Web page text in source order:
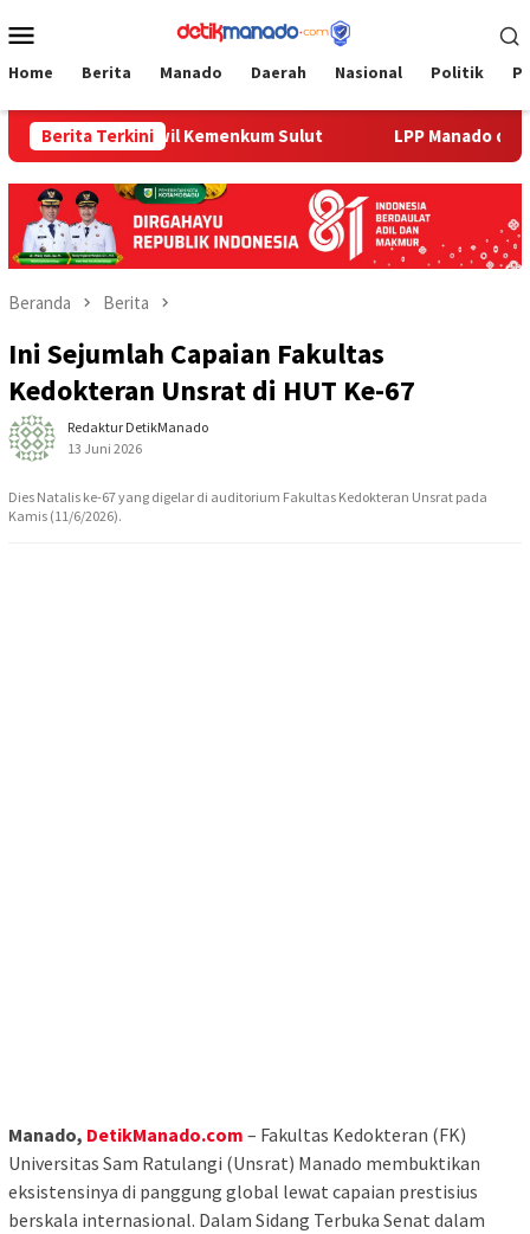
ke
Mobile
Home Berita Manado Daerah Nasional Politik
Berita Terkini
Kanwil Kemenkum Sulut LPP Manado dan LPKA
Beranda Berita
Ini Sejumlah Capaian Fakultas
Kedokteran Unsrat di HUT Ke-67
Redaktur DetikManado
13 Juni 2026
Dies Natalis ke-67 yang digelar di auditorium Fakultas Kedokteran Unsrat pada
Kamis (11/6/2026).
Manado, DetikManado.com – Fakultas Kedokteran (FK)
Universitas Sam Ratulangi (Unsrat) Manado membuktikan
eksistensinya di panggung global lewat capaian prestisius
berskala internasional. Dalam Sidang Terbuka Senat dalam